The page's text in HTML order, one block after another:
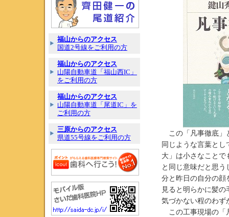
福山からのアクセス
国道2号線をご利用の方
福山からのアクセス
山陽自動車道「福山西IC」
をご利用の方
福山からのアクセス
山陽自動車道「尾道IC」を
ご利用の方
三原からのアクセス
県道55号線をご利用の方
この「凡事徹底」
同じような言葉と
大」は小さなことで
と同じ意味だと思
分と昨日の自分の顔
見ると明らかに髪
気づかない程のわず
この工事現場の「